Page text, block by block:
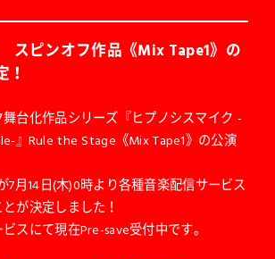
ピンオフ作品《Mix Tape1》の
！
舞台化作品シリーズ『ヒプノシスマイク -
』Rule the Stage《Mix Tape1》の公演
7月14日(木)0時より各種音楽配信サービス
が決定しました！
スにて現在Pre-save受付中です。